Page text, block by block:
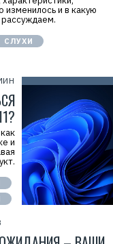
изменилось и в какую
СЛУХИ
и